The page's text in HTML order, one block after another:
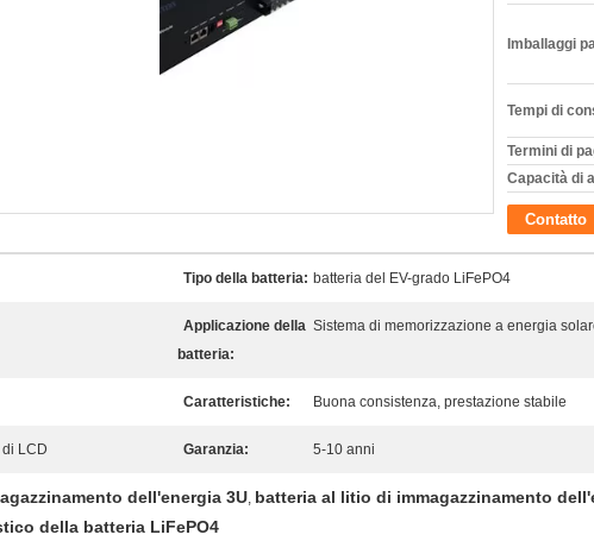
Imballaggi
Tempi di
Termini di
Capacità di
Contatto
Tipo della batteria: batteria del EV-grado LiFePO4
Applicazione della
batteria:
Sistema di memorizzazione a energia
Caratteristiche: Buona consistenza, prestazione stabile
LCD Garanzia: 5-10 anni
dell'energia 3U, batteria al litio di immagazzinamento
della batteria LiFePO4